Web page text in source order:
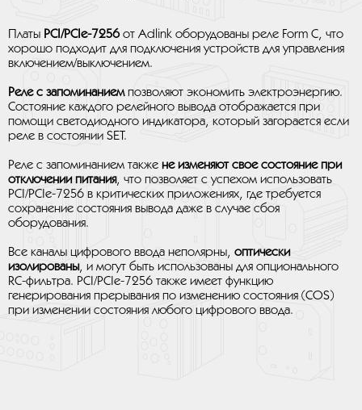
Платы PCI/PCIe-7256от Adlink оборудованы реле Form C, что
хорошо подходит для подключения устройств для управления
включением/выключением.
Реле с запоминаниемпозволяют экономить электроэнергию.
Состояние каждого релейного вывода отображается при
помощи светодиодного индикатора, который загорается если
реле в состоянии SET.
Реле с запоминанием также не изменяют свое состояние при
отключении питания, что позволяет с успехом использовать
PCI/PCIe-7256 в критических приложениях, где требуется
сохранение состояния вывода даже в случае сбоя
оборудования.
Все каналы цифрового ввода неполярны, оптически
изолированы, и могут быть использованы для опционального
RC-фильтра. PCI/PCIe-7256 также имеет функцию
генерирования прерывания по изменению состояния (COS)
при изменении состояния любого цифрового ввода.